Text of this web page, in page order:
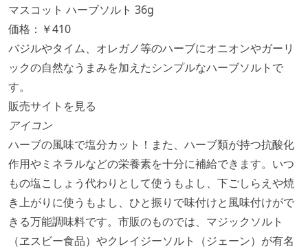
マスコット ハーブソルト 36g
価格：￥410
バジルやタイム、オレガノ等のハーブにオニオンやガーリ
ックの自然なうまみを加えたシンプルなハーブソルトで
す。
販売サイトを見る
アイコン
ハーブの風味で塩分カット！また、ハーブ類が持つ抗酸化
作用やミネラルなどの栄養素を十分に補給できます。いつ
もの塩こしょう代わりとして使うもよし、下ごしらえや焼
き上がりに使うもよし、ひと振りで味付けと風味付けがで
きる万能調味料です。市販のものでは、マジックソルト
（ヱスビー食品）やクレイジーソルト（ジェーン）が有名